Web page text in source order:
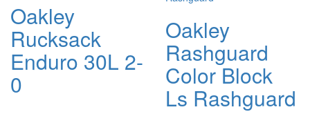
Oakley
Rucksack
Enduro 30L 2-
0
Oakley
Rashguard
Color Block
Ls Rashguard